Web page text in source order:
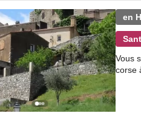
en
Vous
corse